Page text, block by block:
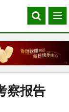
Search
our
菜
单
察报告